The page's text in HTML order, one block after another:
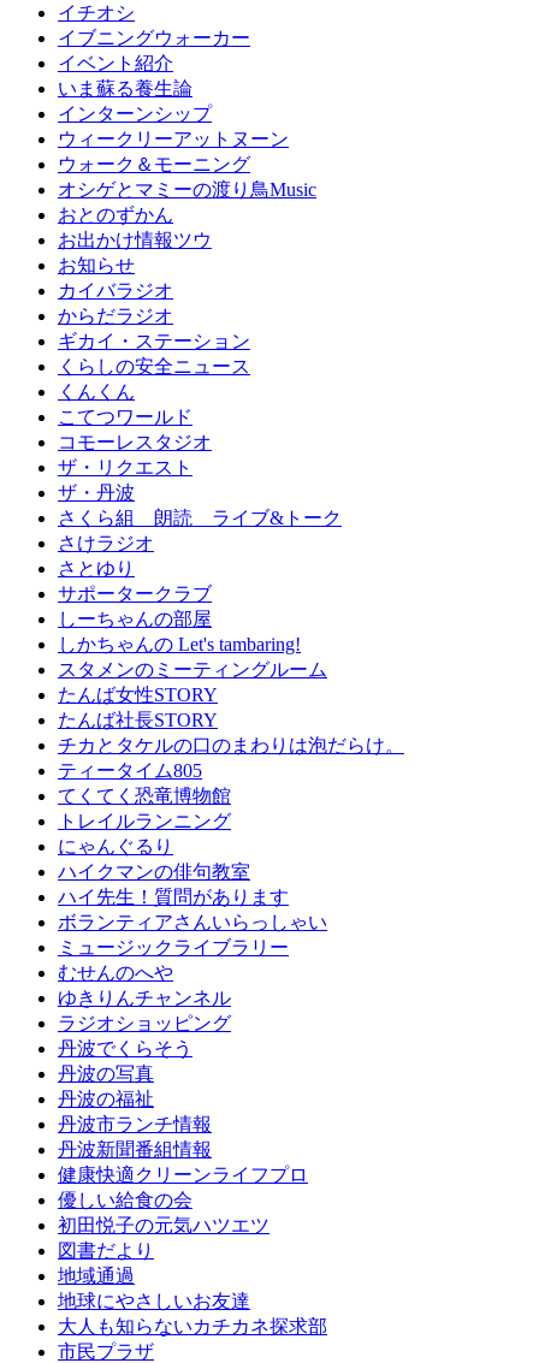
イチオシ
イブニングウォーカー
イベント紹介
いま蘇る養生論
インターンシップ
ウィークリーアットヌーン
ウォーク＆モーニング
オシゲとマミーの渡り鳥Music
おとのずかん
お出かけ情報ツウ
お知らせ
カイバラジオ
からだラジオ
ギカイ・ステーション
くらしの安全ニュース
くんくん
こてつワールド
コモーレスタジオ
ザ・リクエスト
ザ・丹波
さくら組 朗読 ライブ&トーク
さけラジオ
さとゆり
サポータークラブ
しーちゃんの部屋
しかちゃんの Let's tambaring!
スタメンのミーティングルーム
たんば女性STORY
たんば社長STORY
チカとタケルの口のまわりは泡だらけ。
ティータイム805
てくてく恐竜博物館
トレイルランニング
にゃんぐるり
ハイクマンの俳句教室
ハイ先生！質問があります
ボランティアさんいらっしゃい
ミュージックライブラリー
むせんのへや
ゆきりんチャンネル
ラジオショッピング
丹波でくらそう
丹波の写真
丹波の福祉
丹波市ランチ情報
丹波新聞番組情報
健康快適クリーンライフプロ
優しい給食の会
初田悦子の元気ハツエツ
図書だより
地域通過
地球にやさしいお友達
大人も知らないカチカネ探求部
市民プラザ